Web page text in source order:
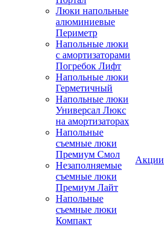
Люки напольные
алюминиевые
Периметр
Напольные люки
с амортизаторами
Погребок Лифт
Напольные люки
Герметичный
Напольные люки
Универсал Люкс
на амортизаторах
Напольные
съемные люки
Премиум Смол
Незаполняемые
съемные люки
Премиум Лайт
Напольные
съемные люки
Компакт
Акции